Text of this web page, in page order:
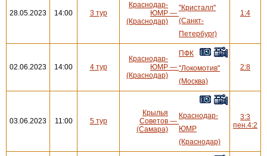
28.05.2023 14:00 3 тур
Краснодар-
ЮМР
(Краснодар)
—
"Кристалл"
(Санкт-
Петербург)
1:4
02.06.2023 14:00 4 тур
Краснодар-
ЮМР
(Краснодар)
—
ПФК
"Локомотив"
(Москва)
2:8
03.06.2023 11:00 5 тур
Крылья
Советов
(Самара)
—
Краснодар-
ЮМР
(Краснодар)
3:3
пен.4:2